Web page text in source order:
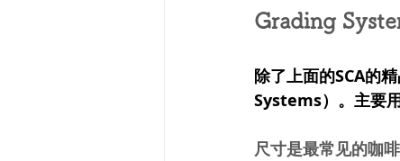
Grading
除了上面的SCA的
Systems）。主要
尺寸是最常见的咖